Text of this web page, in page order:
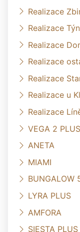
Realizace
Realizace
Realizace
Realizace
Realizace
Realizace u
Realizace
VEGA 2 PLUS
ANETA
MIAMI
BUNGALOW
LYRA PLUS
AMFORA
SIESTA PLUS